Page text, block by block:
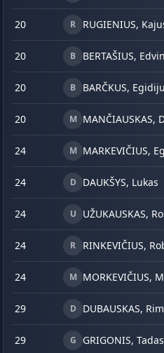
20 R RUGIENIUS,
20 B BERTAŠIUS,
20 B BARČKUS,
20 M MANČIAUSKAS,
24 M MARKEVIČIUS,
24 D DAUKŠYS, Lukas
24 U UŽUKAUSKAS,
24 R RINKEVIČIUS,
24 M MORKEVIČIUS,
29 D DUBAUSKAS,
29 G GRIGONIS, Tadas